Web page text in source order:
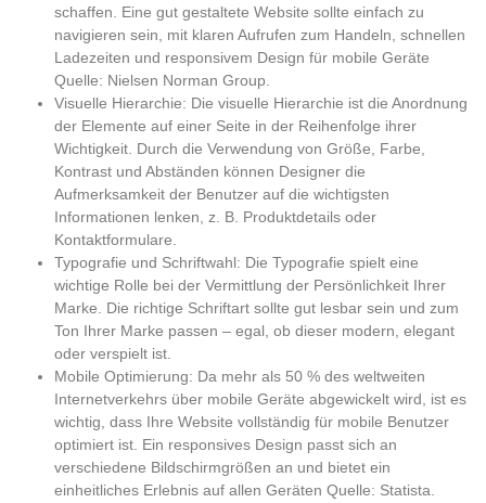
schaffen. Eine gut gestaltete Website sollte einfach zu
navigieren sein, mit klaren Aufrufen zum Handeln, schnellen
Ladezeiten und responsivem Design für mobile Geräte
Quelle: Nielsen Norman Group.
Visuelle Hierarchie: Die visuelle Hierarchie ist die Anordnung
der Elemente auf einer Seite in der Reihenfolge ihrer
Wichtigkeit. Durch die Verwendung von Größe, Farbe,
Kontrast und Abständen können Designer die
Aufmerksamkeit der Benutzer auf die wichtigsten
Informationen lenken, z. B. Produktdetails oder
Kontaktformulare.
Typografie und Schriftwahl: Die Typografie spielt eine
wichtige Rolle bei der Vermittlung der Persönlichkeit Ihrer
Marke. Die richtige Schriftart sollte gut lesbar sein und zum
Ton Ihrer Marke passen – egal, ob dieser modern, elegant
oder verspielt ist.
Mobile Optimierung: Da mehr als 50 % des weltweiten
Internetverkehrs über mobile Geräte abgewickelt wird, ist es
wichtig, dass Ihre Website vollständig für mobile Benutzer
optimiert ist. Ein responsives Design passt sich an
verschiedene Bildschirmgrößen an und bietet ein
einheitliches Erlebnis auf allen Geräten Quelle: Statista.